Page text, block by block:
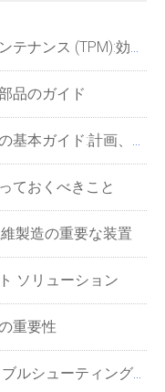
タイムを削減し、従業員の士気を高めます
品のガイド
:計画、優先順位、成功
ておくべきこと
製造の重要な装置
ソリューション
重要性
ューティングのヒント